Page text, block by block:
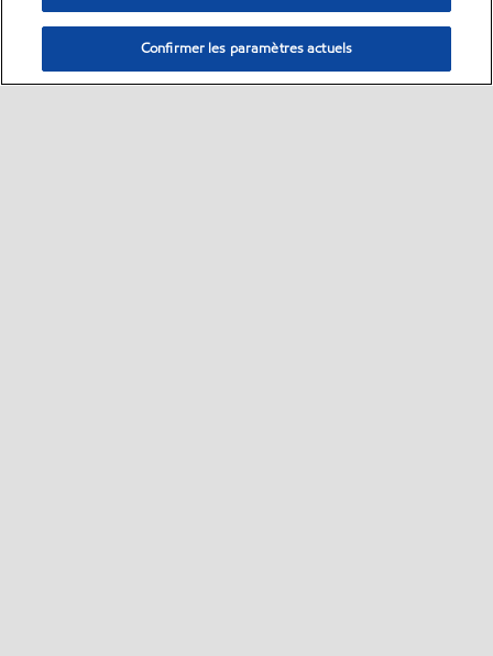
Confirmer les paramètres actuels